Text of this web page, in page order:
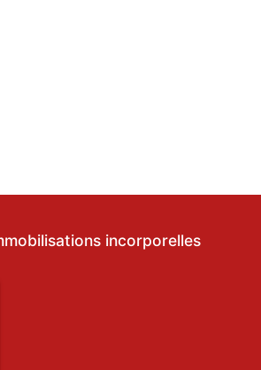
incorporelles